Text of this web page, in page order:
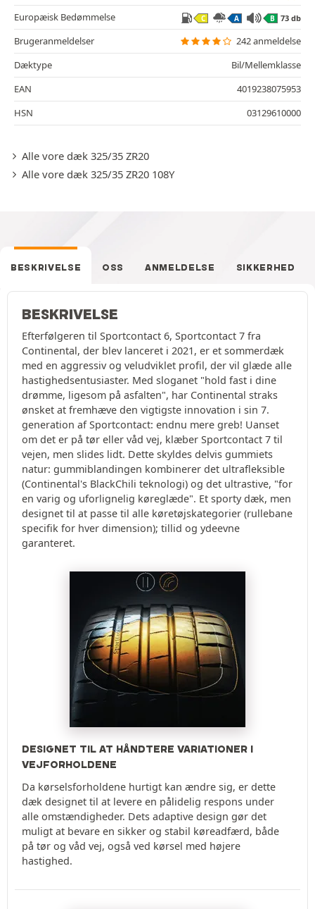
Europæisk Bedømmelse
C A B 73 db
Brugeranmeldelser
242 anmeldelse
Dæktype
Bil/Mellemklasse
EAN
4019238075953
HSN
03129610000
Alle vore dæk 325/35 ZR20
Alle vore dæk 325/35 ZR20 108Y
BESKRIVELSE OSS ANMELDELSE SIKKERHED
BESKRIVELSE
Efterfølgeren til Sportcontact 6, Sportcontact 7 fra
Continental, der blev lanceret i 2021, er et sommerdæk
med en aggressiv og veludviklet profil, der vil glæde alle
hastighedsentusiaster. Med sloganet "hold fast i dine
drømme, ligesom på asfalten", har Continental straks
ønsket at fremhæve den vigtigste innovation i sin 7.
generation af Sportcontact: endnu mere greb! Uanset
om det er på tør eller våd vej, klæber Sportcontact 7 til
vejen, men slides lidt. Dette skyldes delvis gummiets
natur: gummiblandingen kombinerer det ultrafleksible
(Continental's BlackChili teknologi) og det ultrastive, "for
en varig og uforlignelig køreglæde". Et sporty dæk, men
designet til at passe til alle køretøjskategorier (rullebane
specifik for hver dimension); tillid og ydeevne
garanteret.
DESIGNET TIL AT HÅNDTERE VARIATIONER I
VEJFORHOLDENE
Da kørselsforholdene hurtigt kan ændre sig, er dette
dæk designet til at levere en pålidelig respons under
alle omstændigheder. Dets adaptive design gør det
muligt at bevare en sikker og stabil køreadfærd, både
på tør og våd vej, også ved kørsel med højere
hastighed.